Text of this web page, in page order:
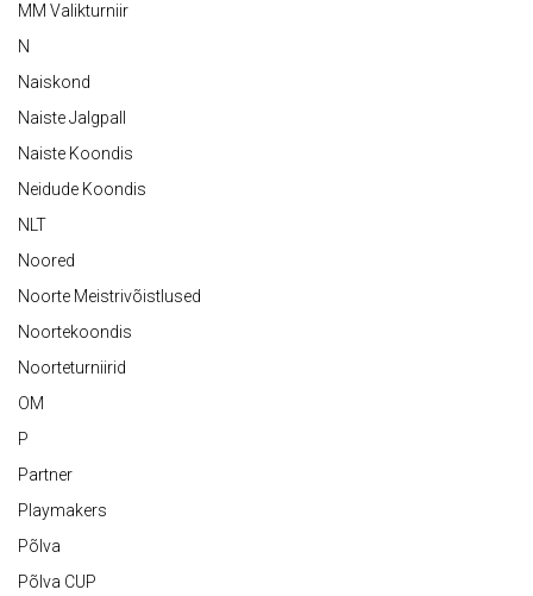
MM Valikturniir
N
Naiskond
Naiste Jalgpall
Naiste Koondis
Neidude Koondis
NLT
Noored
Noorte Meistrivõistlused
Noortekoondis
Noorteturniirid
OM
P
Partner
Playmakers
Põlva
Põlva CUP